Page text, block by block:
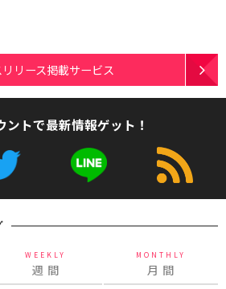
リース掲載サービス
ントで最新情報ゲット！
WEEKLY
週 間
MONTHLY
月 間